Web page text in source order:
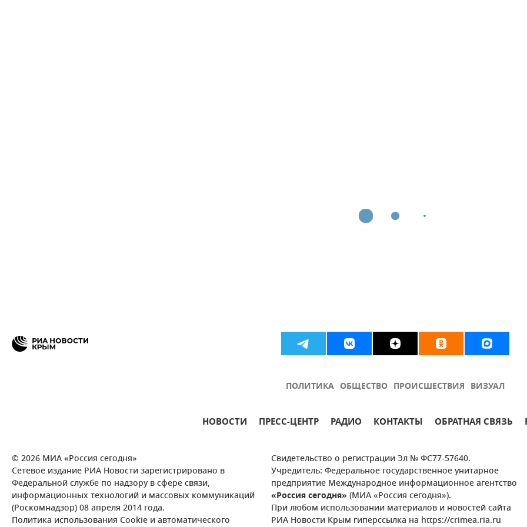
ПОЛИТИКА ОБЩЕСТВО ПРОИСШЕСТВИЯ ВИЗУАЛ
НОВОСТИ ПРЕСС-ЦЕНТР РАДИО КОНТАКТЫ ОБРАТНАЯ СВЯЗЬ
© 2026 МИА «Россия сегодня»
Сетевое издание РИА Новости зарегистрировано в
Федеральной службе по надзору в сфере связи,
информационных технологий и массовых коммуникаций
(Роскомнадзор) 08 апреля 2014 года.
Политика использования Cookie и автоматического
Свидетельство о регистрации Эл № ФС77-57640.
Учредитель: Федеральное государственное унитарное
предприятие Международное информационное агентство
«Россия сегодня» (МИА «Россия сегодня»).
При любом использовании материалов и новостей сайта
РИА Новости Крым гиперссылка на https://crimea.ria.ru